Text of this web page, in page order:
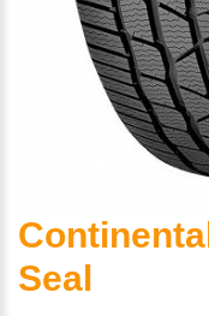
Seal